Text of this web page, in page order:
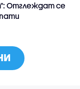
Отглеждат се